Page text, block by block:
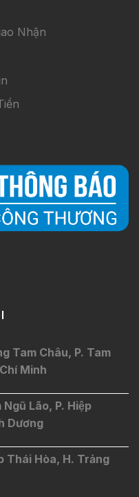
Nhận
Tam Châu, P. Tam
Minh
Lão, P. Hiệp
Dương
Thái Hòa, H. Trảng